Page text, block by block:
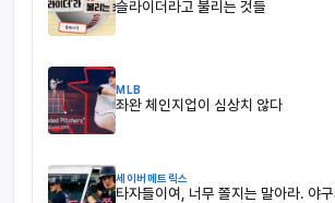
슬라이더라고 불리는 것들
MLB
좌완 체인지업이 심상치 않다
세이버메트릭스
타자들이여, 너무 쫄지는 말아라. 야